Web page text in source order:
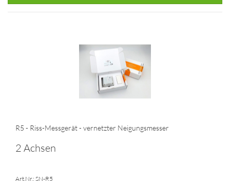
R5 - Riss-Messgerät - vernetzter Neigungsmesser
2 Achsen
Art.Nr.: SN-R5